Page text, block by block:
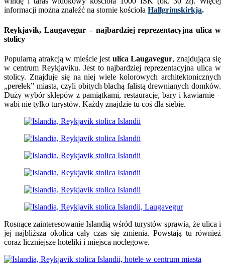
informacji można znaleźć na stornie kościoła Hallgrímskirkja.
Reykjavik, Laugavegur – najbardziej reprezentacyjna ulica w
stolicy
Popularną atrakcją w mieście jest ulica Laugavegur, znajdująca się
w centrum Reykjaviku. Jest to najbardziej reprezentacyjna ulica w
stolicy. Znajduje się na niej wiele kolorowych architektonicznych
„perełek” miasta, czyli obitych blachą falistą drewnianych domków.
Duży wybór sklepów z pamiątkami, restauracje, bary i kawiarnie –
wabi nie tylko turystów. Każdy znajdzie tu coś dla siebie.
Rosnące zainteresowanie Islandią wśród turystów sprawia, że ulica i
jej najbliższa okolica cały czas się zmienia. Powstają tu również
coraz liczniejsze hoteliki i miejsca noclegowe.